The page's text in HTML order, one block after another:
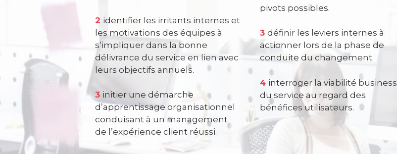
2 identifier les irritants internes et
les motivations des équipes à
s’impliquer dans la bonne
délivrance du service en lien avec
leurs objectifs annuels.
3 initier une démarche
d’apprentissage organisationnel
conduisant à un management
de l’expérience client réussi.
pivots possibles.
3 définir les leviers internes à
actionner lors de la phase de
conduite du changement.
4 interroger la viabilité business
du service au regard des
bénéfices utilisateurs.